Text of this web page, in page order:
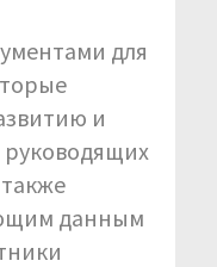
для
и
данным